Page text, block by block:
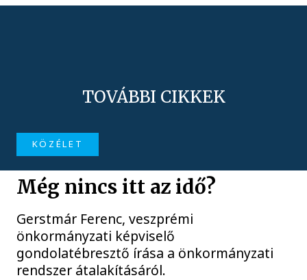
TOVÁBBI CIKKEK
KÖZÉLET
Még nincs itt az idő?
Gerstmár Ferenc, veszprémi
önkormányzati képviselő
gondolatébresztő írása a önkormányzati
rendszer átalakításáról.